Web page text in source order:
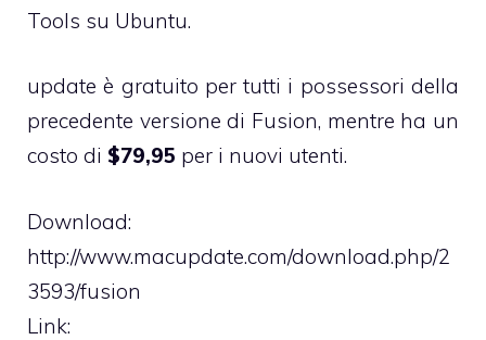
Tools su Ubuntu.
update è gratuito per tutti i possessori della
precedente versione di Fusion, mentre ha un
costo di $79,95 per i nuovi utenti.
Download:
http://www.macupdate.com/download.php/2
3593/fusion
Link: